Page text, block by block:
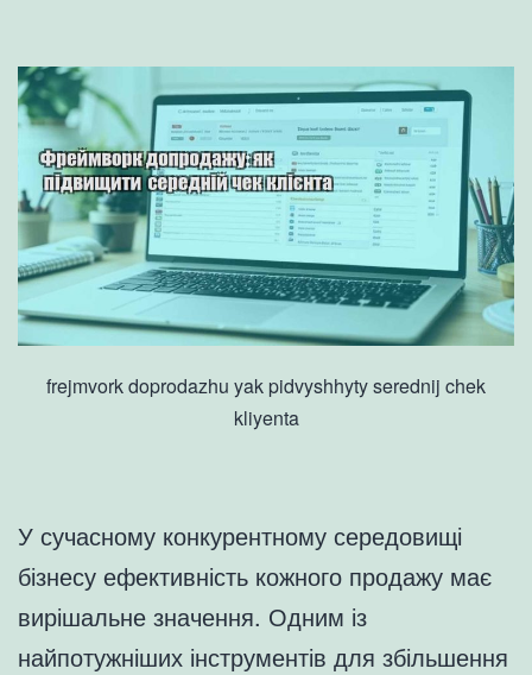
frejmvork doprodazhu yak pidvyshhyty serednij chek
kliyenta
У сучасному конкурентному середовищі
бізнесу ефективність кожного продажу має
вирішальне значення. Одним із
найпотужніших інструментів для збільшення